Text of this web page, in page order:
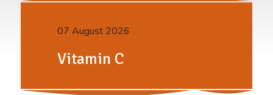
07 August 2026
Vitamin C